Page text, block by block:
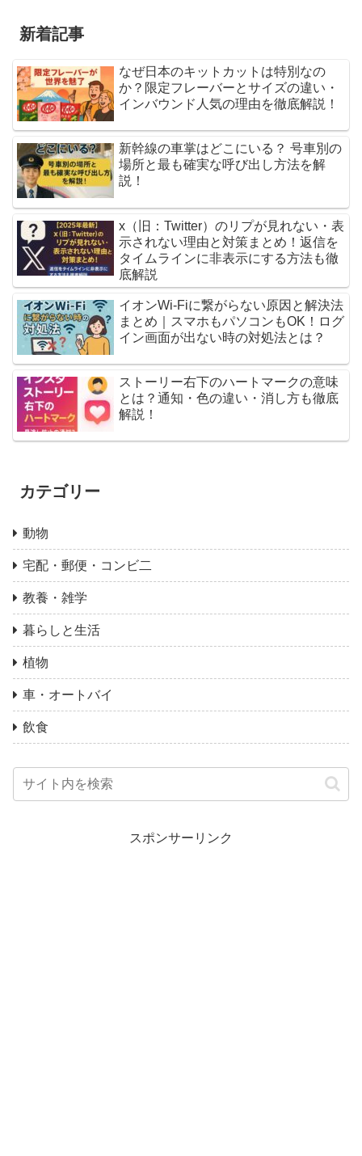
新着記事
なぜ日本のキットカットは特別なの
か？限定フレーバーとサイズの違い・
インバウンド人気の理由を徹底解説！
新幹線の車掌はどこにいる？ 号車別の
場所と最も確実な呼び出し方法を解
説！
x（旧：Twitter）のリプが見れない・表
示されない理由と対策まとめ！返信を
タイムラインに非表示にする方法も徹
底解説
イオンWi-Fiに繋がらない原因と解決法
まとめ｜スマホもパソコンもOK！ログ
イン画面が出ない時の対処法とは？
ストーリー右下のハートマークの意味
とは？通知・色の違い・消し方も徹底
解説！
カテゴリー
動物
宅配・郵便・コンビ二
教養・雑学
暮らしと生活
植物
車・オートバイ
飲食
スポンサーリンク